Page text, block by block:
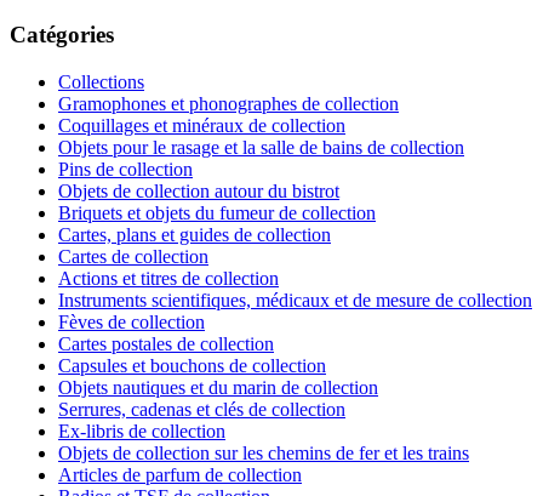
Catégories
Collections
Gramophones et phonographes de collection
Coquillages et minéraux de collection
Objets pour le rasage et la salle de bains de collection
Pins de collection
Objets de collection autour du bistrot
Briquets et objets du fumeur de collection
Cartes, plans et guides de collection
Cartes de collection
Actions et titres de collection
Instruments scientifiques, médicaux et de mesure de collection
Fèves de collection
Cartes postales de collection
Capsules et bouchons de collection
Objets nautiques et du marin de collection
Serrures, cadenas et clés de collection
Ex-libris de collection
Objets de collection sur les chemins de fer et les trains
Articles de parfum de collection